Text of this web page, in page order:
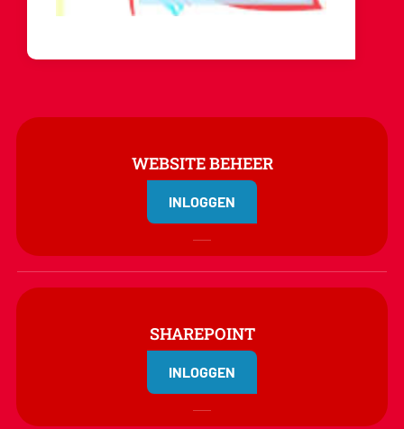
WEBSITE BEHEER
INLOGGEN
SHAREPOINT
INLOGGEN